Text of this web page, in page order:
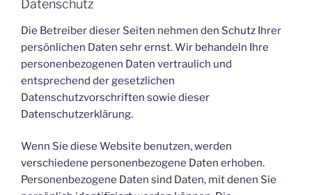
Datenschutz
Die Betreiber dieser Seiten nehmen den Schutz Ihrer
persönlichen Daten sehr ernst. Wir behandeln Ihre
personenbezogenen Daten vertraulich und
entsprechend der gesetzlichen
Datenschutzvorschriften sowie dieser
Datenschutzerklärung.
Wenn Sie diese Website benutzen, werden
verschiedene personenbezogene Daten erhoben.
Personenbezogene Daten sind Daten, mit denen Sie